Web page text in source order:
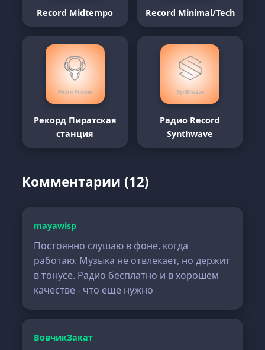
Record Midtempo Record Minimal/Tech
Рекорд Пиратская
станция
Радио Record
Synthwave
Комментарии (12)
mayawisp
Постоянно слушаю в фоне, когда
работаю. Музыка не отвлекает, но держит
в тонусе. Радио бесплатно и в хорошем
качестве - что ещё нужно
ВовчикЗакат